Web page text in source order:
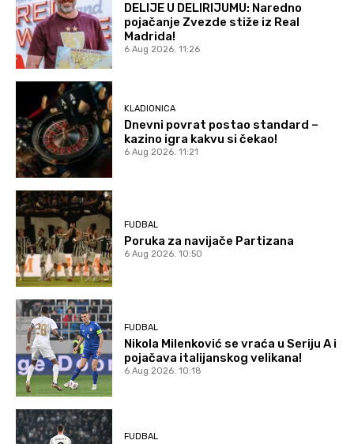
DELIJE U DELIRIJUMU: Naredno
pojačanje Zvezde stiže iz Real
Madrida!
6 Aug 2026. 11:26
KLADIONICA
Dnevni povrat postao standard –
kazino igra kakvu si čekao!
6 Aug 2026. 11:21
FUDBAL
Poruka za navijače Partizana
6 Aug 2026. 10:50
FUDBAL
Nikola Milenković se vraća u Seriju A i
pojačava italijanskog velikana!
6 Aug 2026. 10:18
FUDBAL